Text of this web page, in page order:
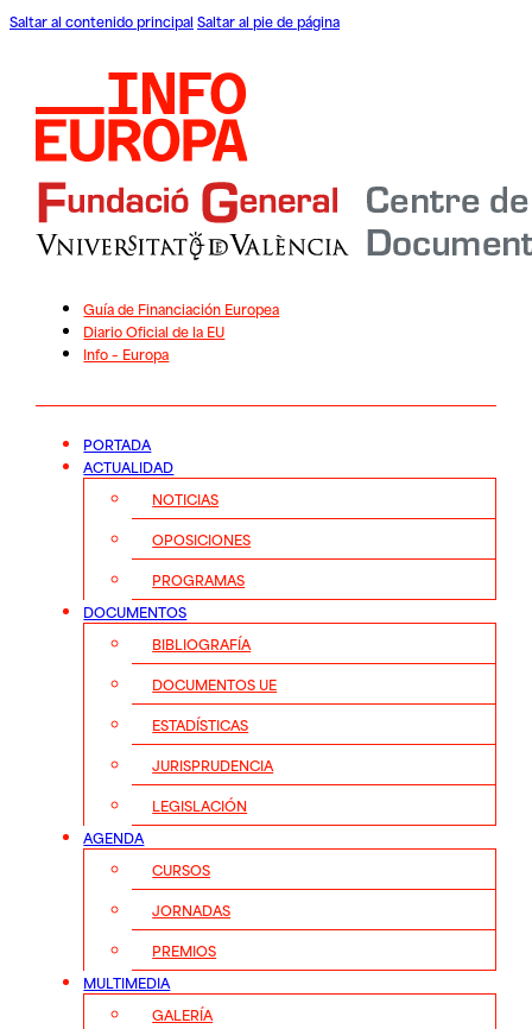
Saltar al contenido principal Saltar al pie de página
Guía de Financiación Europea
Diario Oficial de la EU
Info – Europa
PORTADA
ACTUALIDAD
NOTICIAS
OPOSICIONES
PROGRAMAS
DOCUMENTOS
BIBLIOGRAFÍA
DOCUMENTOS UE
ESTADÍSTICAS
JURISPRUDENCIA
LEGISLACIÓN
AGENDA
CURSOS
JORNADAS
PREMIOS
MULTIMEDIA
GALERÍA